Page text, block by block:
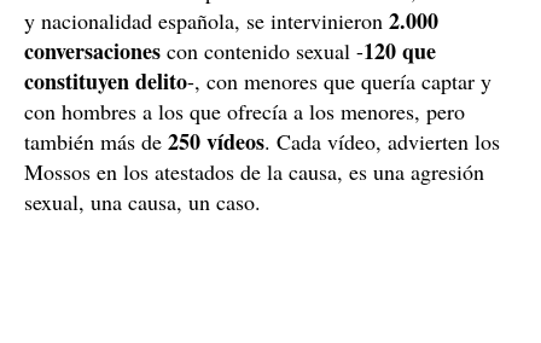
y nacionalidad española, se intervinieron 2.000
conversaciones con contenido sexual -120 que
constituyen delito-, con menores que quería captar y
con hombres a los que ofrecía a los menores, pero
también más de 250 vídeos. Cada vídeo, advierten los
Mossos en los atestados de la causa, es una agresión
sexual, una causa, un caso.